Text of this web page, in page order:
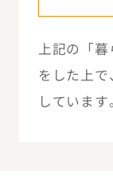
上記の「
をした上
しています。